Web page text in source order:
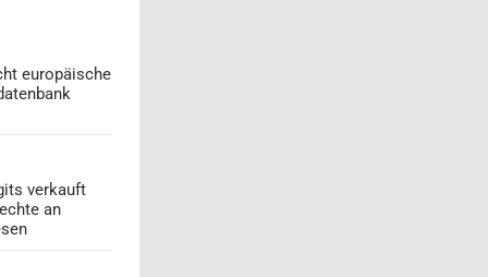
europäische
verkauft
an